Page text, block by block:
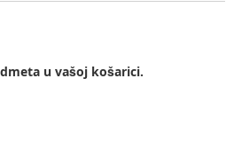
u vašoj košarici.